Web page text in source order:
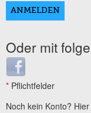
Oder mit
Login with Facebook
* Pflichtfelder
Noch kein Konto?